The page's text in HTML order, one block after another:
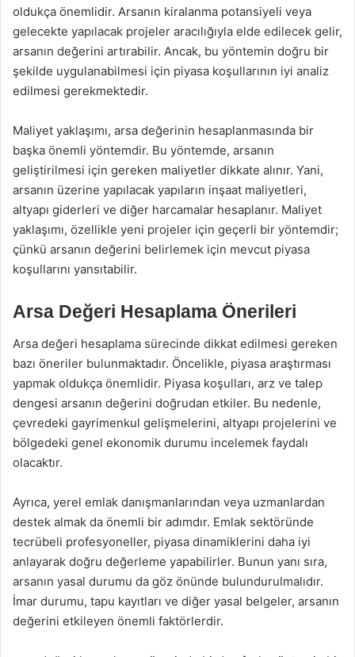
oldukça önemlidir. Arsanın kiralanma potansiyeli veya
gelecekte yapılacak projeler aracılığıyla elde edilecek gelir,
arsanın değerini artırabilir. Ancak, bu yöntemin doğru bir
şekilde uygulanabilmesi için piyasa koşullarının iyi analiz
edilmesi gerekmektedir.
Maliyet yaklaşımı, arsa değerinin hesaplanmasında bir
başka önemli yöntemdir. Bu yöntemde, arsanın
geliştirilmesi için gereken maliyetler dikkate alınır. Yani,
arsanın üzerine yapılacak yapıların inşaat maliyetleri,
altyapı giderleri ve diğer harcamalar hesaplanır. Maliyet
yaklaşımı, özellikle yeni projeler için geçerli bir yöntemdir;
çünkü arsanın değerini belirlemek için mevcut piyasa
koşullarını yansıtabilir.
Arsa Değeri Hesaplama Önerileri
Arsa değeri hesaplama sürecinde dikkat edilmesi gereken
bazı öneriler bulunmaktadır. Öncelikle, piyasa araştırması
yapmak oldukça önemlidir. Piyasa koşulları, arz ve talep
dengesi arsanın değerini doğrudan etkiler. Bu nedenle,
çevredeki gayrimenkul gelişmelerini, altyapı projelerini ve
bölgedeki genel ekonomik durumu incelemek faydalı
olacaktır.
Ayrıca, yerel emlak danışmanlarından veya uzmanlardan
destek almak da önemli bir adımdır. Emlak sektöründe
tecrübeli profesyoneller, piyasa dinamiklerini daha iyi
anlayarak doğru değerleme yapabilirler. Bunun yanı sıra,
arsanın yasal durumu da göz önünde bulundurulmalıdır.
İmar durumu, tapu kayıtları ve diğer yasal belgeler, arsanın
değerini etkileyen önemli faktörlerdir.